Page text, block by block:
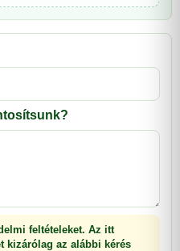
feltételeket. Az itt
kizárólag az alábbi kérés